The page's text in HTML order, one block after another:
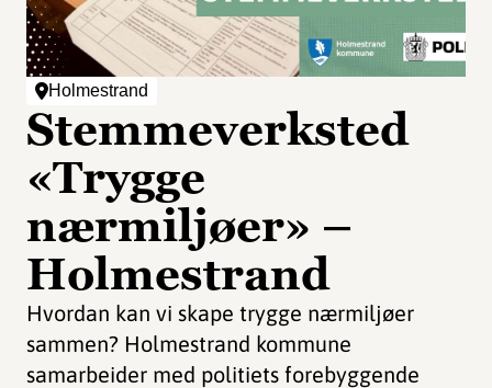
Holmestrand
Stemmeverksted
«Trygge
nærmiljøer» –
Holmestrand
Hvordan kan vi skape trygge nærmiljøer
sammen? Holmestrand kommune
samarbeider med politiets forebyggende